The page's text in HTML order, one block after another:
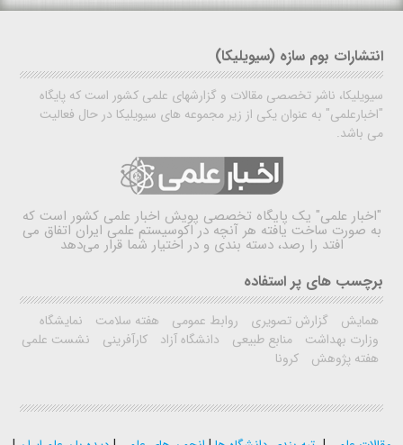
انتشارات بوم سازه (سیویلیکا)
سیویلیکا، ناشر تخصصی مقالات و گزارشهای علمی کشور است که پایگاه
"اخبارعلمی" به عنوان یکی از زیر مجموعه های سیویلیکا در حال فعالیت
می باشد.
"اخبار علمی" یک پایگاه تخصصی پویش اخبار علمی کشور است که
به صورت ساخت یافته هر آنچه در اکوسیستم علمی ایران اتفاق می
افتد را رصد، دسته بندی و در اختیار شما قرار می‌دهد
برچسب های پر استفاده
همایش گزارش تصویری روابط عمومی هفته سلامت
نمایشگاه
وزارت بهداشت
منابع طبیعی دانشگاه آزاد کارآفرینی
نشست علمی
هفته پژوهش
کرونا